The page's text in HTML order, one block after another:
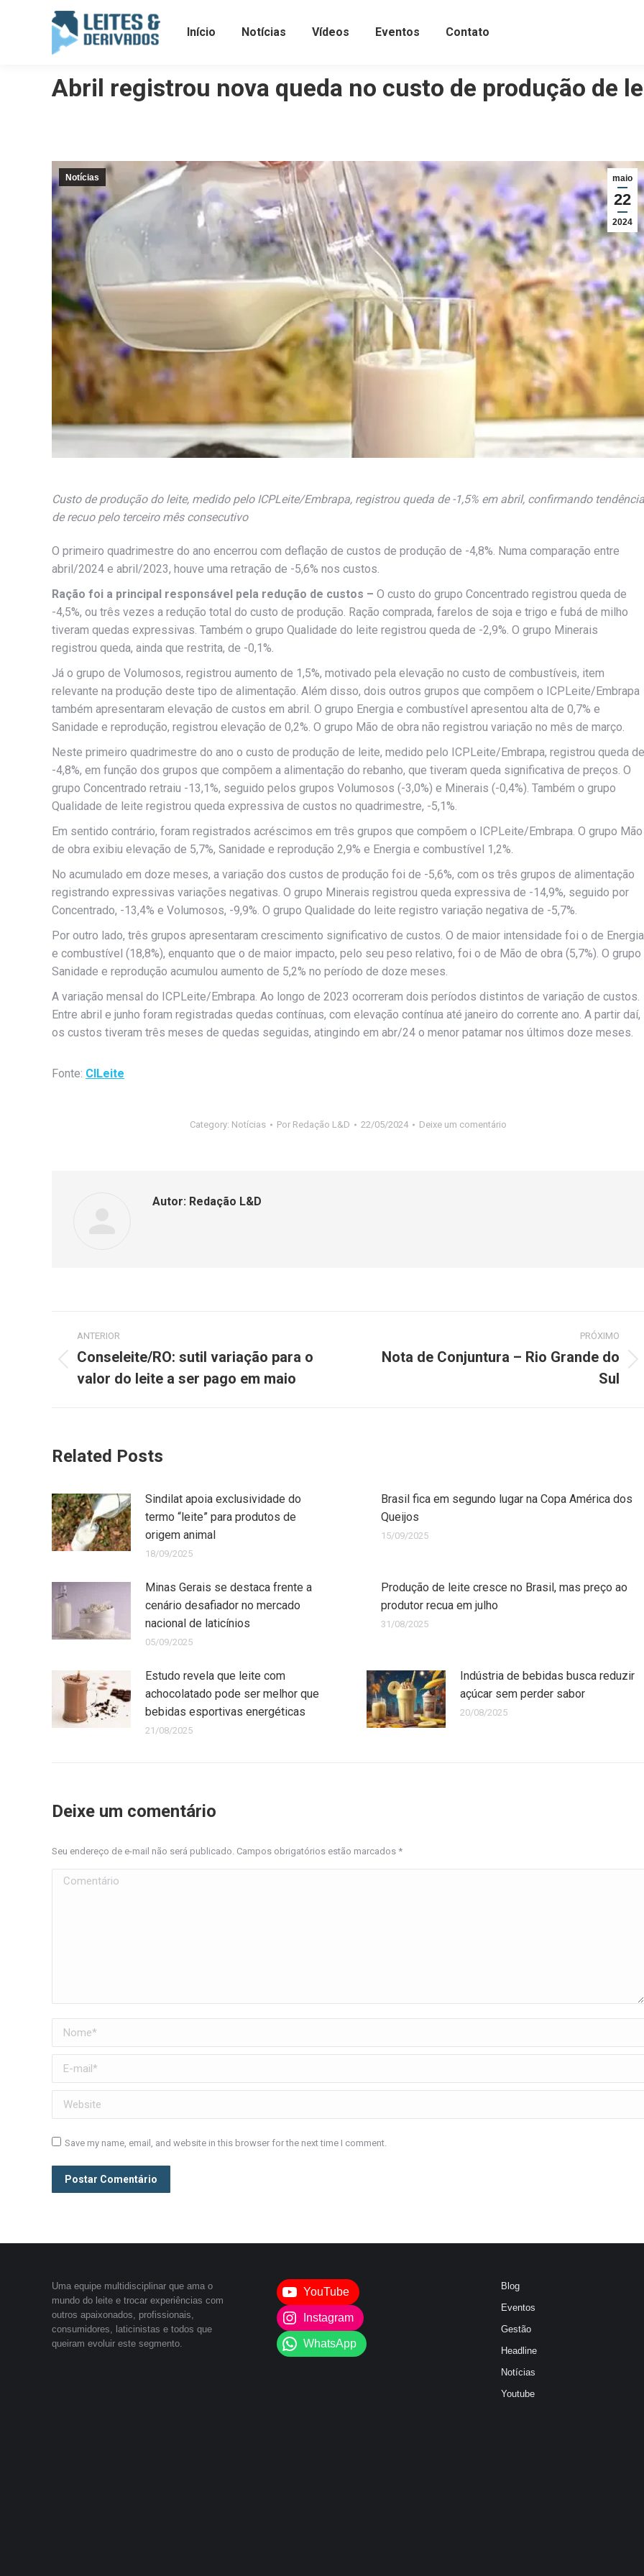
Início Notícias Vídeos Eventos Contato
Abril registrou nova queda no custo de produção de
maio
22
2024
Notícias
Custo de produção do leite, medido pelo ICPLeite/Embrapa, registrou queda de -1,5% em abril, confirmando tendência
de recuo pelo terceiro mês consecutivo
O primeiro quadrimestre do ano encerrou com deflação de custos de produção de -4,8%. Numa comparação entre
abril/2024 e abril/2023, houve uma retração de -5,6% nos custos.
Ração foi a principal responsável pela redução de custos – O custo do grupo Concentrado registrou queda de
-4,5%, ou três vezes a redução total do custo de produção. Ração comprada, farelos de soja e trigo e fubá de milho
tiveram quedas expressivas. Também o grupo Qualidade do leite registrou queda de -2,9%. O grupo Minerais
registrou queda, ainda que restrita, de -0,1%.
Já o grupo de Volumosos, registrou aumento de 1,5%, motivado pela elevação no custo de combustíveis, item
relevante na produção deste tipo de alimentação. Além disso, dois outros grupos que compõem o ICPLeite/Embrapa
também apresentaram elevação de custos em abril. O grupo Energia e combustível apresentou alta de 0,7% e
Sanidade e reprodução, registrou elevação de 0,2%. O grupo Mão de obra não registrou variação no mês de março.
Neste primeiro quadrimestre do ano o custo de produção de leite, medido pelo ICPLeite/Embrapa, registrou queda de
-4,8%, em função dos grupos que compõem a alimentação do rebanho, que tiveram queda significativa de preços. O
grupo Concentrado retraiu -13,1%, seguido pelos grupos Volumosos (-3,0%) e Minerais (-0,4%). Também o grupo
Qualidade de leite registrou queda expressiva de custos no quadrimestre, -5,1%.
Em sentido contrário, foram registrados acréscimos em três grupos que compõem o ICPLeite/Embrapa. O grupo Mão
de obra exibiu elevação de 5,7%, Sanidade e reprodução 2,9% e Energia e combustível 1,2%.
No acumulado em doze meses, a variação dos custos de produção foi de -5,6%, com os três grupos de alimentação
registrando expressivas variações negativas. O grupo Minerais registrou queda expressiva de -14,9%, seguido por
Concentrado, -13,4% e Volumosos, -9,9%. O grupo Qualidade do leite registro variação negativa de -5,7%.
Por outro lado, três grupos apresentaram crescimento significativo de custos. O de maior intensidade foi o de Energia
e combustível (18,8%), enquanto que o de maior impacto, pelo seu peso relativo, foi o de Mão de obra (5,7%). O grupo
Sanidade e reprodução acumulou aumento de 5,2% no período de doze meses.
A variação mensal do ICPLeite/Embrapa. Ao longo de 2023 ocorreram dois períodos distintos de variação de custos.
Entre abril e junho foram registradas quedas contínuas, com elevação contínua até janeiro do corrente ano. A partir daí,
os custos tiveram três meses de quedas seguidas, atingindo em abr/24 o menor patamar nos últimos doze meses.
Fonte: CILeite
Category: Notícias Por Redação L&D 22/05/2024 Deixe um comentário
Autor: Redação L&D
ANTERIOR
Conseleite/RO: sutil variação para o
valor do leite a ser pago em maio
PRÓXIMO
Nota de Conjuntura – Rio Grande do
Sul
Related Posts
Sindilat apoia exclusividade do
termo “leite” para produtos de
origem animal
18/09/2025
Brasil fica em segundo lugar na Copa América dos
Queijos
15/09/2025
Minas Gerais se destaca frente a
cenário desafiador no mercado
nacional de laticínios
05/09/2025
Produção de leite cresce no Brasil, mas preço ao
produtor recua em julho
31/08/2025
Estudo revela que leite com
achocolatado pode ser melhor que
bebidas esportivas energéticas
21/08/2025
Indústria de bebidas busca reduzir
açúcar sem perder sabor
20/08/2025
Deixe um comentário
Seu endereço de e-mail não será publicado. Campos obrigatórios estão marcados *
Comentário
Nome *
E-mail *
Website
Save my name, email, and website in this browser for the next time I comment.
Postar Comentário
Uma equipe multidisciplinar que ama o
mundo do leite e trocar experiências com
outros apaixonados, profissionais,
consumidores, laticinistas e todos que
queiram evoluir este segmento.
YouTube
Instagram
WhatsApp
Blog
Eventos
Gestão
Headline
Notícias
Youtube